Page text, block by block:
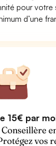
pour votre
d’une
15€ par
vos